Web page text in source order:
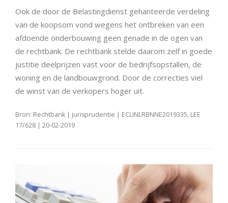
Ook de door de Belastingdienst gehanteerde verdeling
van de koopsom vond wegens het ontbreken van een
afdoende onderbouwing geen genade in de ogen van
de rechtbank. De rechtbank stelde daarom zelf in goede
justitie deelprijzen vast voor de bedrijfsopstallen, de
woning en de landbouwgrond. Door de correcties viel
de winst van de verkopers hoger uit.
Bron: Rechtbank | jurisprudentie | ECLINLRBNNE2019335, LEE
17/628 | 20-02-2019